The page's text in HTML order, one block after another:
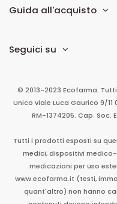
Guida all'acquisto
Seguici su
© 2013-2023 Ecofarma.
Unico viale Luca Gaurico 9/11
RM-1374205. Cap. Soc.
Tutti i prodotti esposti su
medici, dispositivi
medicazioni per uso
www.ecofarma.it (testi,
quant'altro) non hanno